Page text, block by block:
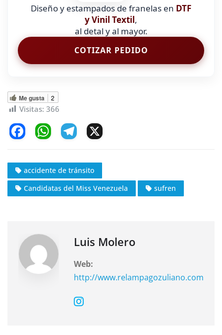
Diseño y estampados de franelas en DTF
y Vinil Textil,
al detal y al mayor.
COTIZAR PEDIDO
Me gusta 2
Visitas: 366
c
e
b
k
W
at
s
A
e
gr
a
accidente de tránsito
Candidatas del Miss Venezuela
sufren
Luis Molero
Web:
http://www.relampagozuliano.com